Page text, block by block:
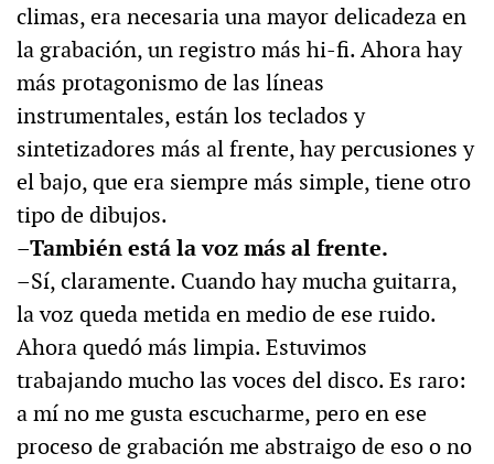
climas, era necesaria una mayor delicadeza en
la grabación, un registro más hi-fi. Ahora hay
más protagonismo de las líneas
instrumentales, están los teclados y
sintetizadores más al frente, hay percusiones y
el bajo, que era siempre más simple, tiene otro
tipo de dibujos.
–También está la voz más al frente.
–Sí, claramente. Cuando hay mucha guitarra,
la voz queda metida en medio de ese ruido.
Ahora quedó más limpia. Estuvimos
trabajando mucho las voces del disco. Es raro:
a mí no me gusta escucharme, pero en ese
proceso de grabación me abstraigo de eso o no